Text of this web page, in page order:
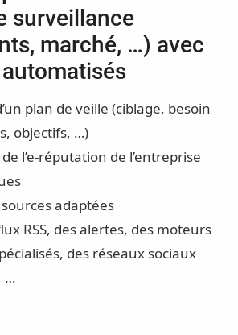
surveillance
marché, …) avec
plan de veille (ciblage, besoin
objectifs, …)
l’e-réputation de l’entreprise
adaptées
RSS, des alertes, des moteurs
des réseaux sociaux
…